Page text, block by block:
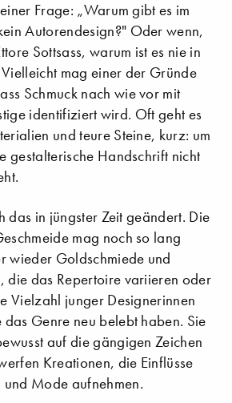
Frage: „Warum gibt es im
Autorendesign?" Oder wenn,
Sottsass, warum ist es nie in
mag einer der Gründe
Schmuck nach wie vor mit
identifiziert wird. Oft geht es
und teure Steine, kurz: um
gestalterische Handschrift nicht
das in jüngster Zeit geändert. Die
mag noch so lang
wieder Goldschmiede und
die das Repertoire variieren oder
Vielzahl junger Designerinnen
Genre neu belebt haben. Sie
auf die gängigen Zeichen
Kreationen, die Einflüsse
und Mode aufnehmen.